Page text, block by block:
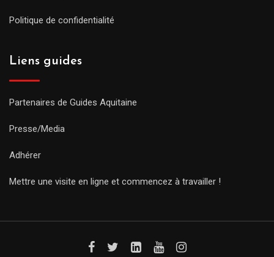
Politique de confidentialité
Liens guides
Partenaires de Guides Aquitaine
Presse/Media
Adhérer
Mettre une visite en ligne et commencez à travailler !